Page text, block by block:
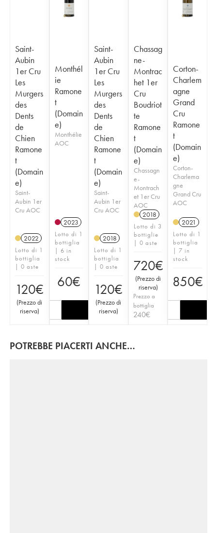
Saint-
Aubin
1er Cru
Les
Murgers
des
Dents
de
Chien
Ramone
t
(Domain
e)
Saint-
Aubin 1er
Cru AOC
2022
Lotto di 1
bottiglia
| 0 aste
120€
(Prezzo di
riserva)
Monthél
ie
Ramone
t
(Domain
e)
Monthélie
AOC
2023
Lotto di 1
bottiglia
| 6 in
stock
60€
Saint-
Aubin
1er Cru
Les
Murgers
des
Dents
de
Chien
Ramone
t
(Domain
e)
Saint-
Aubin 1er
Cru AOC
2018
Lotto di 1
bottiglia
| 0 aste
120€
(Prezzo di
riserva)
Chassag
ne-
Montrac
het 1er
Cru
Boudriot
te
Ramone
t
(Domain
e)
Chassagn
e-
Montrach
et 1er Cru
AOC
2018
Lotto di 3
bottiglie
| 0 aste
720€
(Prezzo di
riserva)
Prezzo a
bottiglia
240€
Corton-
Charlem
agne
Grand
Cru
Ramone
t
(Domain
e)
Corton-
Charlema
gne
Grand Cru
AOC
2021
Lotto di 1
bottiglia
| 7 in
stock
850€
POTREBBE PIACERTI ANCHE…